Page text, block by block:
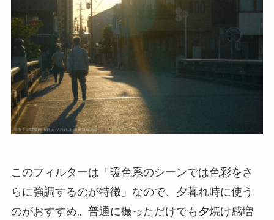
このフィルターは「暖色系のシーンでは色彩をさ
らに強調するのが特徴」なので、夕暮れ時に使う
のがおすすめ。普通に撮っただけでも夕焼け感増